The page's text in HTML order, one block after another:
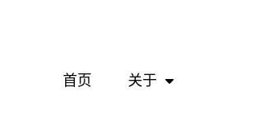
首页 关于